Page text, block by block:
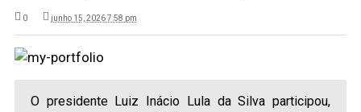
0 junho 15, 2026 7:58 pm
O presidente Luiz Inácio Lula da Silva participou,